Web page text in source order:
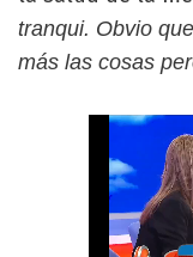
tranqui. Obvio
más las cosas